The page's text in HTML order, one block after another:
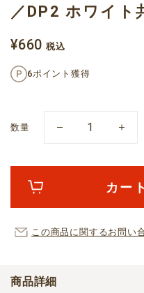
／DP2 ホワイト
¥660 税込
6ポイント獲得
数量
カー
この商品に関するお問い
商品詳細